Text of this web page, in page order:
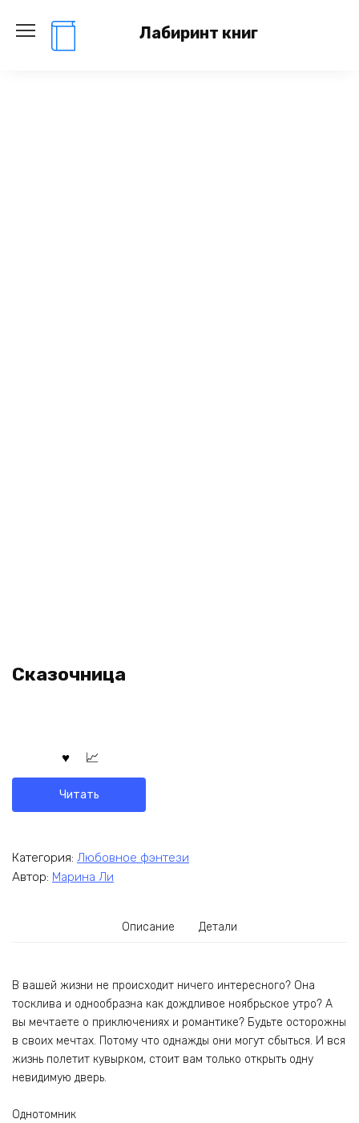
содержанию
Лабиринт книг
Сказочница
Читать
Категория: Любовное фэнтези
Автор: Марина Ли
Описание Детали
В вашей жизни не происходит ничего интересного? Она
тосклива и однообразна как дождливое ноябрьское утро? А
вы мечтаете о приключениях и романтике? Будьте осторожны
в своих мечтах. Потому что однажды они могут сбыться. И вся
жизнь полетит кувырком, стоит вам только открыть одну
невидимую дверь.
Однотомник